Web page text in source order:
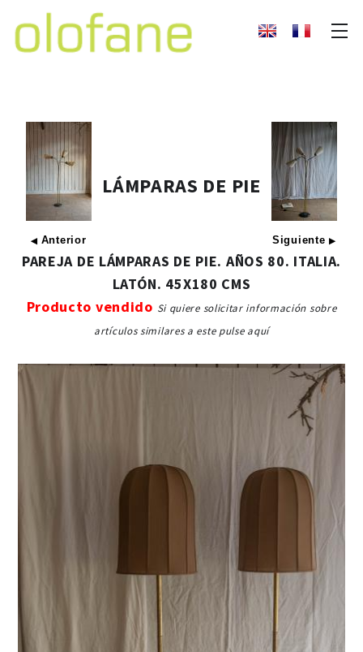
◀ Anterior
LÁMPARAS DE PIE
Siguiente▶
PAREJA DE LÁMPARAS DE PIE. AÑOS 80. ITALIA.
LATÓN. 45X180 CMS
Producto vendido Si quiere solicitar información sobre
artículos similares a este pulse aquí